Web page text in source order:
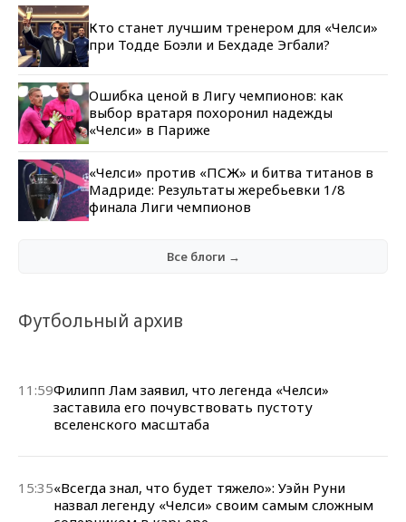
Кто станет лучшим тренером для «Челси»
при Тодде Боэли и Бехдаде Эгбали?
Ошибка ценой в Лигу чемпионов: как
выбор вратаря похоронил надежды
«Челси» в Париже
«Челси» против «ПСЖ» и битва титанов в
Мадриде: Результаты жеребьевки 1/8
финала Лиги чемпионов
Все блоги →
Футбольный архив
11:59Филипп Лам заявил, что легенда «Челси»
заставила его почувствовать пустоту
вселенского масштаба
15:35«Всегда знал, что будет тяжело»: Уэйн Руни
назвал легенду «Челси» своим самым сложным